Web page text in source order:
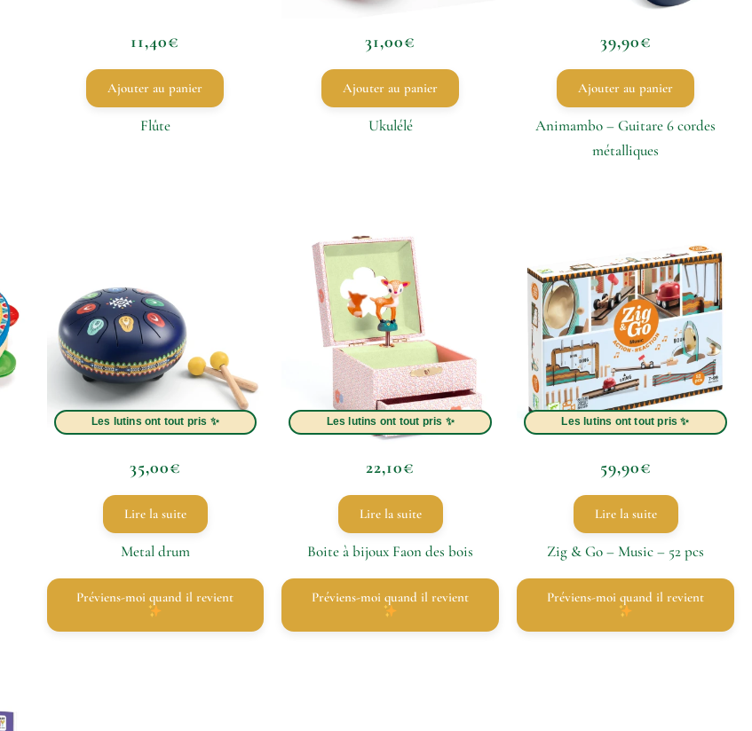
11,40€
Ajouter au panier
Flûte
31,00€
Ajouter au panier
Ukulélé
39,90€
Ajouter au panier
Animambo – Guitare 6 cordes
métalliques
35,00€
Lire la suite
Metal drum
22,10€
Lire la suite
Boite à bijoux Faon des bois
59,90€
Lire la suite
Zig & Go – Music – 52 pcs